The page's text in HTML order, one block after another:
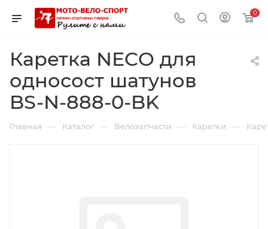
0
Каретка NECO для
односост шатунов
BS-N-888-0-BK
Главная — Каталог — Велозапчасти — Каретки —